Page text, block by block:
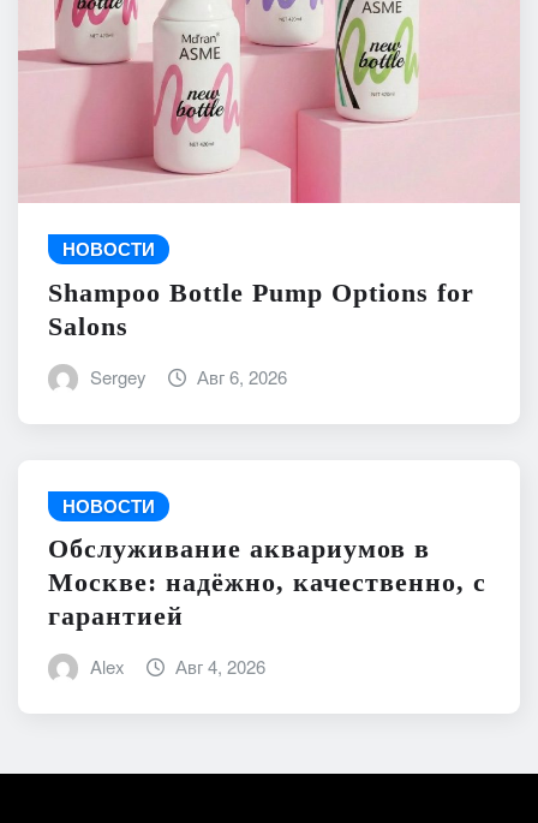
НОВОСТИ
Shampoo Bottle Pump Options for
Salons
Sergey Авг 6, 2026
НОВОСТИ
Обслуживание аквариумов в
Москве: надёжно, качественно, с
гарантией
Alex Авг 4, 2026